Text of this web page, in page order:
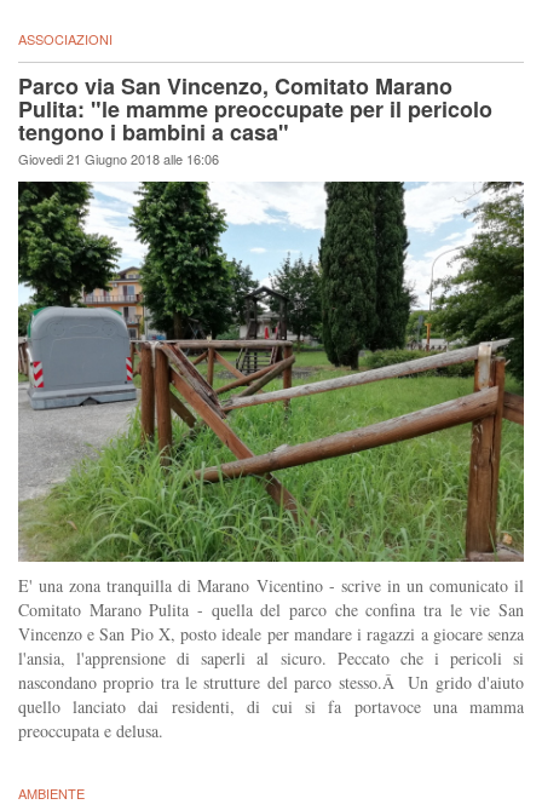
ASSOCIAZIONI
Parco via San Vincenzo, Comitato Marano
Pulita: "le mamme preoccupate per il pericolo
tengono i bambini a casa"
Giovedi 21 Giugno 2018 alle 16:06
E' una zona tranquilla di Marano Vicentino - scrive in un comunicato il
Comitato Marano Pulita - quella del parco che confina tra le vie San
Vincenzo e San Pio X, posto ideale per mandare i ragazzi a giocare senza
l'ansia, l'apprensione di saperli al sicuro. Peccato che i pericoli si
nascondano proprio tra le strutture del parco stesso.Â Un grido d'aiuto
quello lanciato dai residenti, di cui si fa portavoce una mamma
preoccupata e delusa.
AMBIENTE